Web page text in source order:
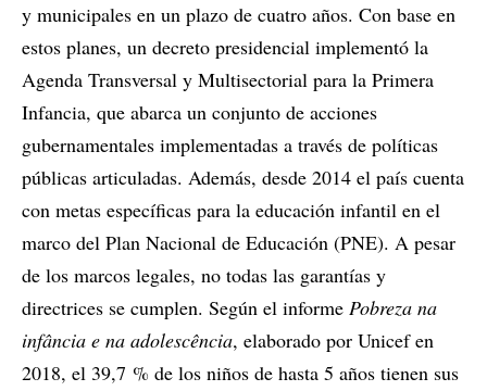
y municipales en un plazo de cuatro años. Con base en
estos planes, un decreto presidencial implementó la
Agenda Transversal y Multisectorial para la Primera
Infancia, que abarca un conjunto de acciones
gubernamentales implementadas a través de políticas
públicas articuladas. Además, desde 2014 el país cuenta
con metas específicas para la educación infantil en el
marco del Plan Nacional de Educación (PNE). A pesar
de los marcos legales, no todas las garantías y
directrices se cumplen. Según el informe Pobreza na
infância e na adolescência, elaborado por Unicef en
2018, el 39,7 % de los niños de hasta 5 años tienen sus